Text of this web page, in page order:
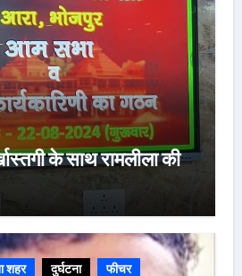
के साथ रामलीला की
शहर दुर्घटना फीचर